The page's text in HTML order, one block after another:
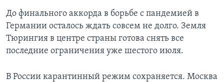
До финального аккорда в борьбе с пандемией в
Германии осталось ждать совсем не долго. Земля
Тюрингия в центре страны готова снять все
последние ограничения уже шестого июля.
В России карантинный режим сохраняется. Москва